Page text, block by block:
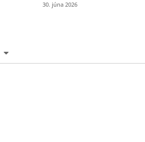
30. júna 2026